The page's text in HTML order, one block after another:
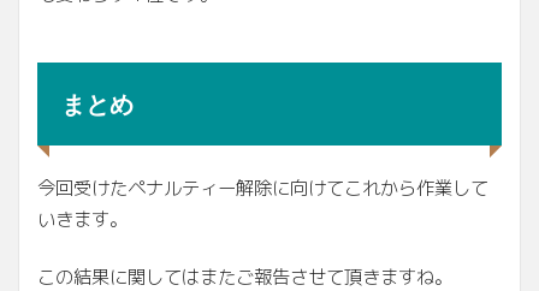
まとめ
今回受けたペナルティー解除に向けてこれから作業して
いきます。
この結果に関してはまたご報告させて頂きますね。